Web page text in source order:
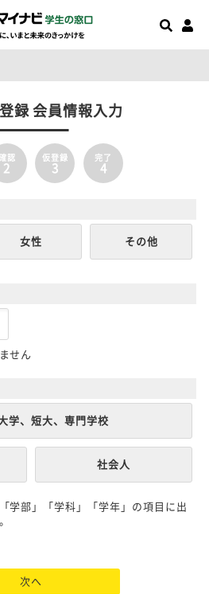
録 会員情報入力
確認
2
仮登録
3
完了
4
女性 その他
せん
学、短大、専門学校
社会人
学部」「学科」「学年」の項目に出
次へ